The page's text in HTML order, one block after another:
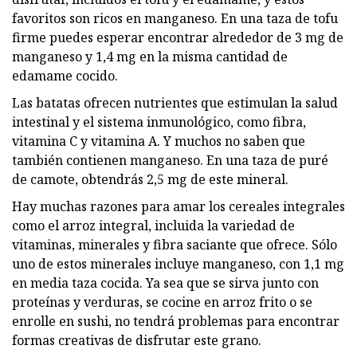
favoritos son ricos en manganeso. En una taza de tofu
firme puedes esperar encontrar alrededor de 3 mg de
manganeso y 1,4 mg en la misma cantidad de
edamame cocido.
Las batatas ofrecen nutrientes que estimulan la salud
intestinal y el sistema inmunológico, como fibra,
vitamina C y vitamina A. Y muchos no saben que
también contienen manganeso. En una taza de puré
de camote, obtendrás 2,5 mg de este mineral.
Hay muchas razones para amar los cereales integrales
como el arroz integral, incluida la variedad de
vitaminas, minerales y fibra saciante que ofrece. Sólo
uno de estos minerales incluye manganeso, con 1,1 mg
en media taza cocida. Ya sea que se sirva junto con
proteínas y verduras, se cocine en arroz frito o se
enrolle en sushi, no tendrá problemas para encontrar
formas creativas de disfrutar este grano.